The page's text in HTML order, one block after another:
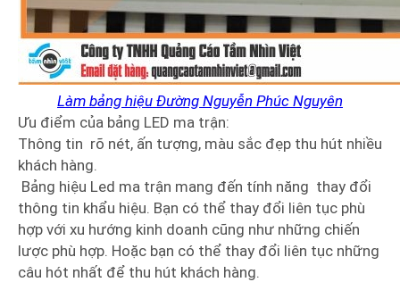
Làm bảng hiệu Đường Nguyễn Phúc Nguyên
Ưu điểm của bảng LED ma trận:
Thông tin rõ nét, ấn tượng, màu sắc đẹp thu hút nhiều
khách hàng.
Bảng hiệu Led ma trận mang đến tính năng thay đổi
thông tin khẩu hiệu. Bạn có thể thay đổi liên tục phù
hợp với xu hướng kinh doanh cũng như những chiến
lược phù hợp. Hoặc bạn có thể thay đổi liên tục những
câu hót nhất để thu hút khách hàng.